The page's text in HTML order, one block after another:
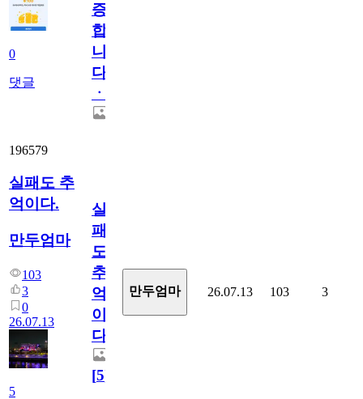
0
댓글
증
합
니
다
ㆍ
196579
실패도 추
억이다.
만두엄마
103
3
0
26.07.13
5
실
패
도
추
억
이
다.
[5]
만두엄마 26.07.13 103 3